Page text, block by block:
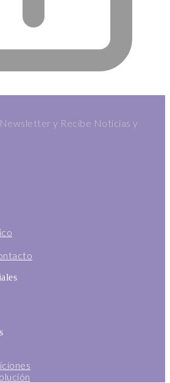
y Recibe Noticias y